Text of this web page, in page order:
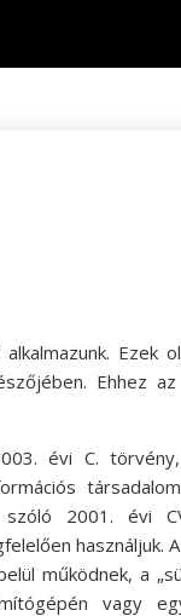
ként dolgozik,
a hazai
hasznos,
az
ott van a
szembesült,
illetve az is,
is igyekszik
keresztül
az
Ezek
Ehhez
évi C.
szóló 2001. évi
használjuk.
működnek, a
vagy